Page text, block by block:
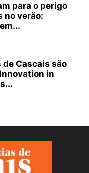
para o perigo
no verão:
Cascais são
in